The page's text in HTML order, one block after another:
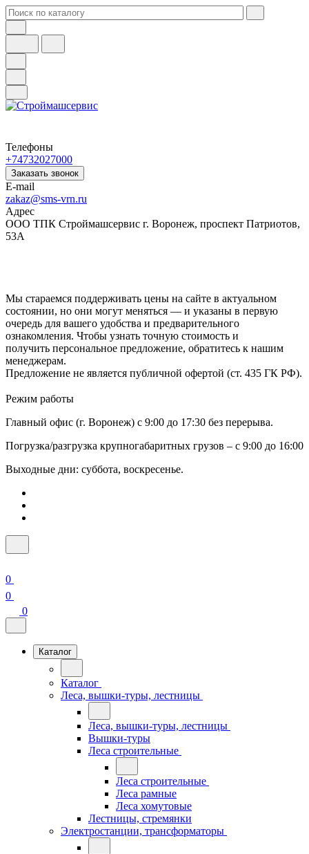
Телефоны
+74732027000
Заказать звонок
E-mail
zakaz@sms-vrn.ru
Адрес
ООО ТПК Строймашсервис г. Воронеж, проспект Патриотов,
53А
Мы стараемся поддерживать цены на сайте в актуальном
состоянии, но они могут меняться — и указаны в первую
очередь для вашего удобства и предварительного
ознакомления. Чтобы узнать точную стоимость и
получить персональное предложение, обратитесь к нашим
менеджерам.
Предложение не является публичной офертой (ст. 435 ГК РФ).
Режим работы
Главный офис (г. Воронеж) с 9:00 до 17:30 без перерыва.
Погрузка/разгрузка крупногабаритных грузов – с 9:00 до 16:00
Выходные дни: суббота, воскресенье.
0
0
0
Каталог
Каталог
Леса, вышки-туры, лестницы
Леса, вышки-туры, лестницы
Вышки-туры
Леса строительные
Леса строительные
Леса рамные
Леса хомутовые
Лестницы, стремянки
Электростанции, трансформаторы